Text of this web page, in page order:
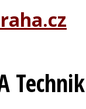
Technik